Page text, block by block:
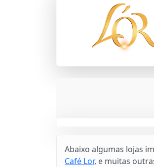
Abaixo algumas lojas
Café Lor, e muitas